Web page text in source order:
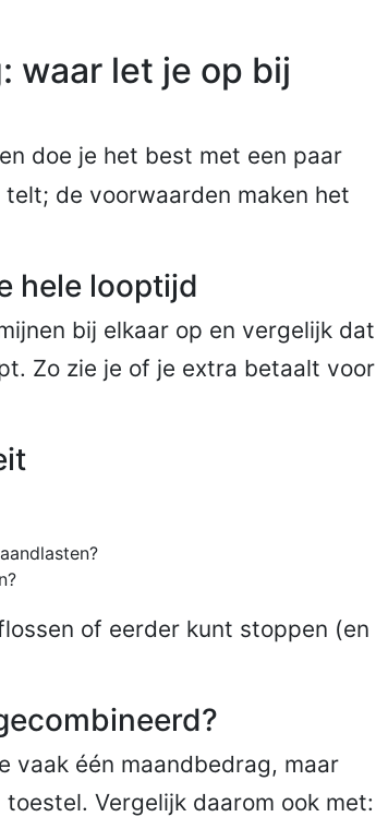
waar let je op bij
doe je het best met een paar
de voorwaarden maken het
hele looptijd
bij elkaar op en vergelijk dat
Zo zie je of je extra betaalt voor
of eerder kunt stoppen (en
vaak één maandbedrag, maar
Vergelijk daarom ook met: